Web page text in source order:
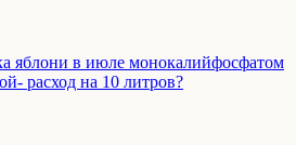
яблони в июле монокалийфосфатом
расход на 10 литров?